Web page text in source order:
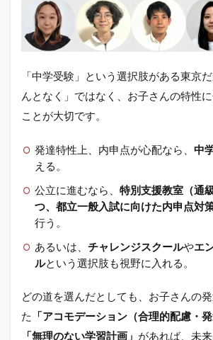
「中学受験」という選択肢がある東京
んとなく」ではなく、お子さんの特性
ことが大切です。
発達特性上、内申点が心配なら、 中
える。
公立に進むなら、 特別支援教室（通
つ、都立一般入試に向けた内申点対
行う。
あるいは、 チャレンジスクールやエ
ルという選択肢も視野に入れる。
どの道を選んだとしても、お子さんの
た
「アコモデーション（合理的配慮・発
「無理のない学習計画」 があれば、未